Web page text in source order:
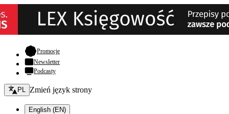
Promocje- otwiera się w nowej karcie
Newsletter
Podcasty
Zmień język - bieżący:
PL Zmień język strony
English (EN)